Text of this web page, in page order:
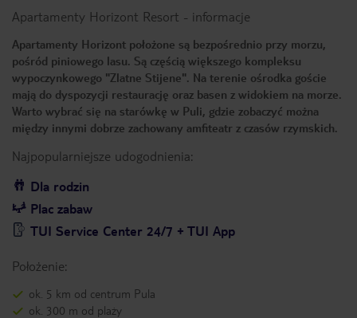
Apartamenty Horizont Resort - informacje
Apartamenty Horizont położone są bezpośrednio przy morzu,
pośród piniowego lasu. Są częścią większego kompleksu
wypoczynkowego "Zlatne Stijene". Na terenie ośrodka goście
mają do dyspozycji restaurację oraz basen z widokiem na morze.
Warto wybrać się na starówkę w Puli, gdzie zobaczyć można
między innymi dobrze zachowany amfiteatr z czasów rzymskich.
Najpopularniejsze udogodnienia:
Dla rodzin
Plac zabaw
TUI Service Center 24/7 + TUI App
Położenie:
ok. 5 km od centrum Pula
ok. 300 m od plaży